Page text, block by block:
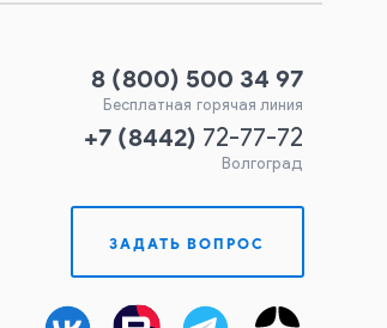
8 (800) 500 34 97
Бесплатная горячая линия
+7 (8442) 72-77-72
Волгоград
ЗАДАТЬ ВОПРОС